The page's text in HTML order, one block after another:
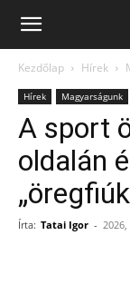
Kezdőlap Hírek
Hírek Magyarságunk
A sport
oldalán
Írta: Tatai Igor -